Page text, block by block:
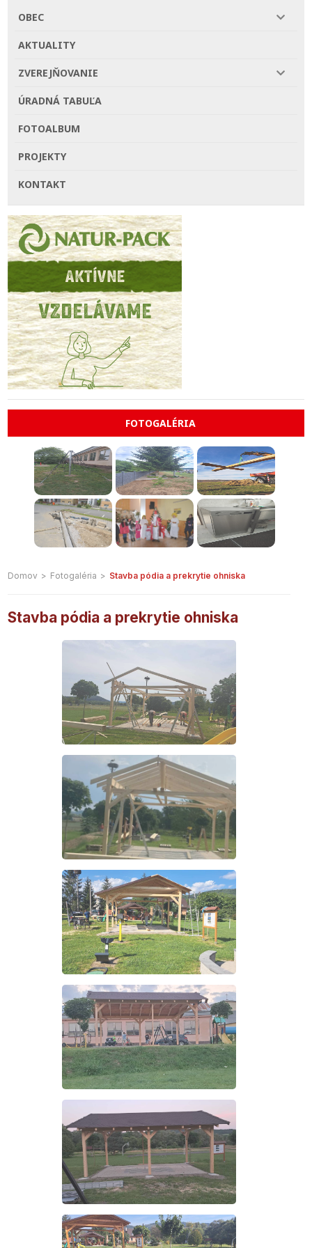
OBEC
AKTUALITY
ZVEREJŇOVANIE
ÚRADNÁ TABUĽA
FOTOALBUM
PROJEKTY
KONTAKT
FOTOGALÉRIA
Domov > Fotogaléria > Stavba pódia a prekrytie ohniska
Stavba pódia a prekrytie ohniska